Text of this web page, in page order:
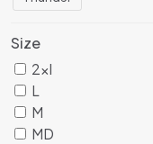
Size
2xl
L
M
MD